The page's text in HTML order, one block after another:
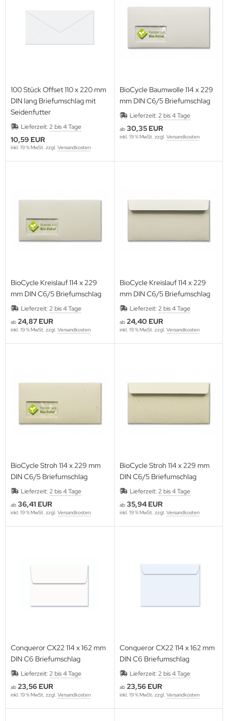
100 Stück Offset 110 x 220 mm
DIN lang Briefumschlag mit
Seidenfutter
Lieferzeit: 2 bis 4 Tage
10,59 EUR
inkl. 19 % MwSt. zzgl. Versandkosten
BioCycle Baumwolle 114 x 229
mm DIN C6/5 Briefumschlag
Lieferzeit: 2 bis 4 Tage
ab 30,35 EUR
inkl. 19 % MwSt. zzgl. Versandkosten
BioCycle Kreislauf 114 x 229
mm DIN C6/5 Briefumschlag
Lieferzeit: 2 bis 4 Tage
ab 24,87 EUR
inkl. 19 % MwSt. zzgl. Versandkosten
BioCycle Kreislauf 114 x 229
mm DIN C6/5 Briefumschlag
Lieferzeit: 2 bis 4 Tage
ab 24,40 EUR
inkl. 19 % MwSt. zzgl. Versandkosten
BioCycle Stroh 114 x 229 mm
DIN C6/5 Briefumschlag
Lieferzeit: 2 bis 4 Tage
ab 36,41 EUR
inkl. 19 % MwSt. zzgl. Versandkosten
BioCycle Stroh 114 x 229 mm
DIN C6/5 Briefumschlag
Lieferzeit: 2 bis 4 Tage
ab 35,94 EUR
inkl. 19 % MwSt. zzgl. Versandkosten
Conqueror CX22 114 x 162 mm
DIN C6 Briefumschlag
Lieferzeit: 2 bis 4 Tage
ab 23,56 EUR
inkl. 19 % MwSt. zzgl. Versandkosten
Conqueror CX22 114 x 162 mm
DIN C6 Briefumschlag
Lieferzeit: 2 bis 4 Tage
ab 23,56 EUR
inkl. 19 % MwSt. zzgl. Versandkosten
C5 - 162 x 229 mm
C7 - 81 x 114 mm
lang - 110 x 220 mm
- 125 x 235 mm
Formate